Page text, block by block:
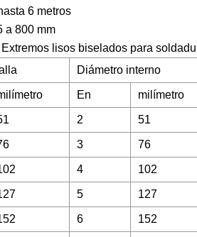
6 metros
a 800 mm
lisos biselados para
Diámetro interno
En milímetro
2 51
3 76
4 102
5 127
6 152